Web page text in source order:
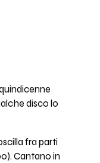
disco lo
fra parti
Cantano in